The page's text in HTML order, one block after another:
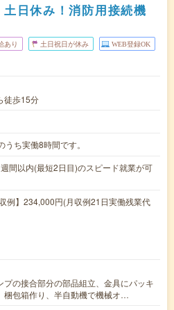
日休み！消防用接続機
あり 土日祝日が休み WEB登録OK
徒歩15分
ち実働8時間です。
間以内(最短2日目)のスピード就業が可
】234,000円(月収例21日実働残業代
プの接合部分の部品組立、金具にパッキ
梱包箱作り、半自動機で機械オ…